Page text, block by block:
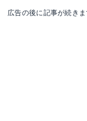
広告の後に記事が続きま